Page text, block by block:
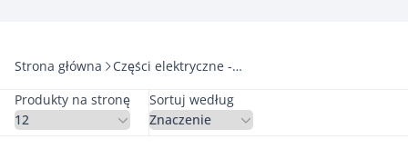
Strona główna
Części elektryczne - Inne
Produkty na stronę
Sortuj według